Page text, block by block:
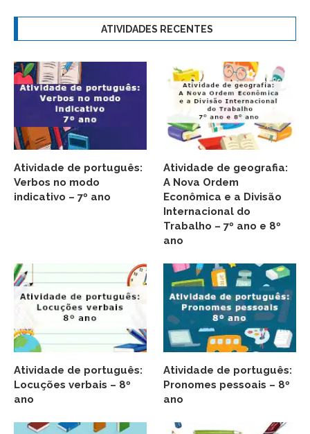
ATIVIDADES RECENTES
Atividade de português:
Verbos no modo
indicativo – 7º ano
Atividade de geografia:
A Nova Ordem
Econômica e a Divisão
Internacional do
Trabalho – 7º ano e 8º
ano
Atividade de português:
Locuções verbais – 8º
ano
Atividade de português:
Pronomes pessoais – 8º
ano